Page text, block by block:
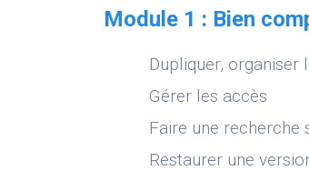
Module 1 : Bien
Dupliquer, organiser
Gérer les accès
Faire une recherche
Restaurer une